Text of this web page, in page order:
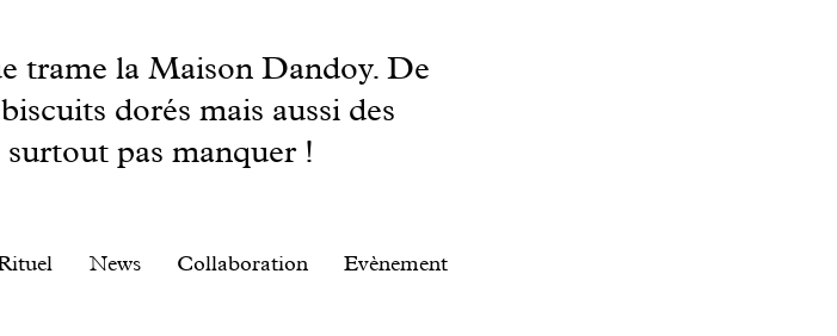
trame la Maison Dandoy. De
dorés mais aussi des
surtout pas manquer !
News Collaboration Evènement